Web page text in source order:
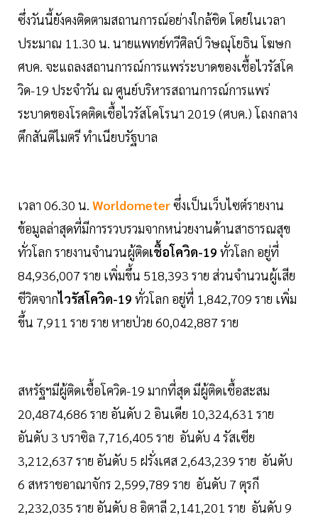
ซึ่งวันนี้ยังคงติดตามสถานการณ์อย่างใกล้ชิด โดยในเวลา
ประมาณ 11.30 น. นายแพทย์ทวีศิลป์ วิษณุโยธิน โฆษก
ศบค. จะแถลงสถานการณ์การแพร่ระบาดของเชื้อไวรัสโค
วิด-19 ประจำวัน ณ ศูนย์บริหารสถานการณ์การแพร่
ระบาดของโรคติดเชื้อไวรัสโคโรนา 2019 (ศบค.) โถงกลาง
ตึกสันติไมตรี ทำเนียบรัฐบาล
เวลา 06.30 น. Worldometerซึ่งเป็นเว็บไซต์รายงาน
ข้อมูลล่าสุดที่มีการรวบรวมจากหน่วยงานด้านสาธารณสุข
ทั่วโลก รายงานจำนวนผู้ติดเชื้อโควิด-19 ทั่วโลก อยู่ที่
84,936,007 ราย เพิ่มขึ้น 518,393 ราย ส่วนจำนวนผู้เสีย
ชีวิตจากไวรัสโควิด-19 ทั่วโลก อยู่ที่ 1,842,709 ราย เพิ่ม
ขึ้น 7,911 ราย ราย หายป่วย 60,042,887 ราย
สหรัฐฯมีผู้ติดเชื้อโควิด-19 มากที่สุด มีผู้ติดเชื้อสะสม
20,4874,686 ราย อันดับ 2 อินเดีย 10,324,631 ราย
อันดับ 3 บราซิล 7,716,405 ราย อันดับ 4 รัสเซีย
3,212,637 ราย อันดับ 5 ฝรั่งเศส 2,643,239 ราย อันดับ
6 สหราชอาณาจักร 2,599,789 ราย อันดับ 7 ตุรกี
2,232,035 ราย อันดับ 8 อิตาลี 2,141,201 ราย อันดับ 9